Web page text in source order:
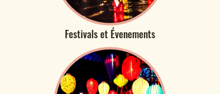
Festivals et Évenements